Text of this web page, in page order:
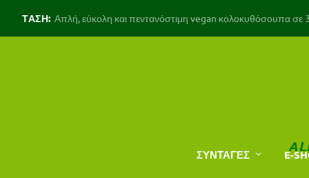
ΤΑΣΗ: Απλή, εύκολη και πεντανόστιμη vegan κολοκυθόσουπα σε
ΣΥΝΤΑΓΕΣ E-